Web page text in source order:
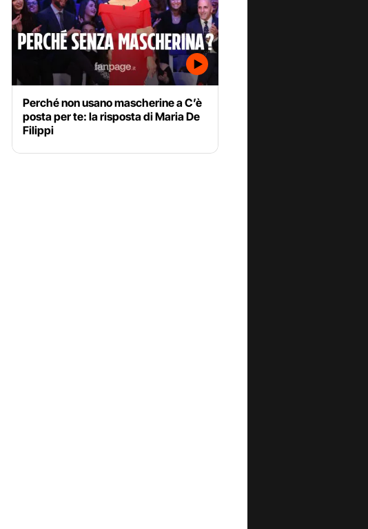
Perché non usano mascherine a C’è
posta per te: la risposta di Maria De
Filippi